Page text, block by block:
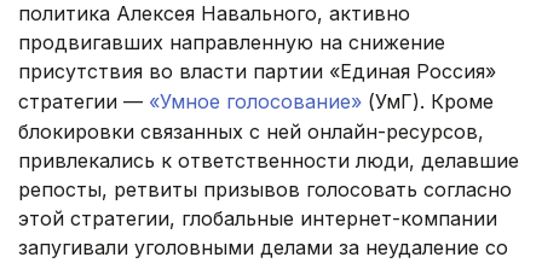
политика Алексея Навального, активно
продвигавших направленную на снижение
присутствия во власти партии «Единая Россия»
стратегии — «Умное голосование» (УмГ). Кроме
блокировки связанных с ней онлайн-ресурсов,
привлекались к ответственности люди, делавшие
репосты, ретвиты призывов голосовать согласно
этой стратегии, глобальные интернет-компании
запугивали уголовными делами за неудаление со